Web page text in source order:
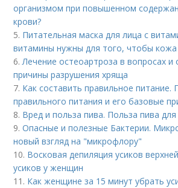
организмом при повышенном
крови?
5. Питательная маска для лица с
витамины нужны для того, чтобы
6.Лечение остеоартроза в вопросах и
причины разрушения хряща
7. Как составить правильное питание.
правильного питания и его базовые
8. Вред и польза пива. Польза пива
9.Опасные и полезные Бактерии.
новый взгляд на "микрофлору"
10. Восковая депиляция усиков
усиков у женщин
11. Как женщине за 15 минут убрать